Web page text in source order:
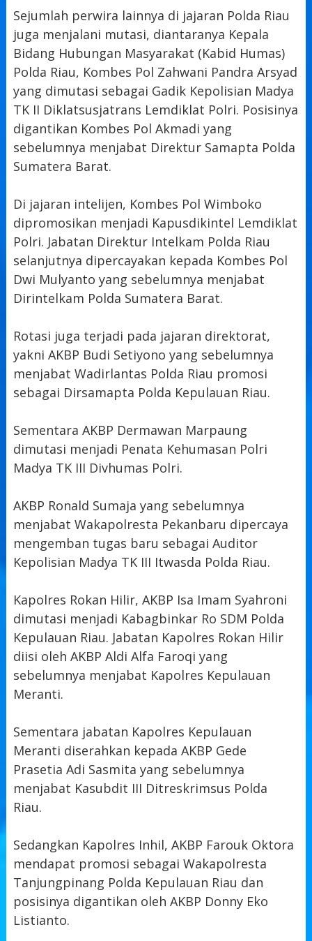
Sejumlah perwira lainnya di jajaran Polda Riau
juga menjalani mutasi, diantaranya Kepala
Bidang Hubungan Masyarakat (Kabid Humas)
Polda Riau, Kombes Pol Zahwani Pandra Arsyad
yang dimutasi sebagai Gadik Kepolisian Madya
TK II Diklatsusjatrans Lemdiklat Polri. Posisinya
digantikan Kombes Pol Akmadi yang
sebelumnya menjabat Direktur Samapta Polda
Sumatera Barat.
Di jajaran intelijen, Kombes Pol Wimboko
dipromosikan menjadi Kapusdikintel Lemdiklat
Polri. Jabatan Direktur Intelkam Polda Riau
selanjutnya dipercayakan kepada Kombes Pol
Dwi Mulyanto yang sebelumnya menjabat
Dirintelkam Polda Sumatera Barat.
Rotasi juga terjadi pada jajaran direktorat,
yakni AKBP Budi Setiyono yang sebelumnya
menjabat Wadirlantas Polda Riau promosi
sebagai Dirsamapta Polda Kepulauan Riau.
Sementara AKBP Dermawan Marpaung
dimutasi menjadi Penata Kehumasan Polri
Madya TK III Divhumas Polri.
AKBP Ronald Sumaja yang sebelumnya
menjabat Wakapolresta Pekanbaru dipercaya
mengemban tugas baru sebagai Auditor
Kepolisian Madya TK III Itwasda Polda Riau.
Kapolres Rokan Hilir, AKBP Isa Imam Syahroni
dimutasi menjadi Kabagbinkar Ro SDM Polda
Kepulauan Riau. Jabatan Kapolres Rokan Hilir
diisi oleh AKBP Aldi Alfa Faroqi yang
sebelumnya menjabat Kapolres Kepulauan
Meranti.
Sementara jabatan Kapolres Kepulauan
Meranti diserahkan kepada AKBP Gede
Prasetia Adi Sasmita yang sebelumnya
menjabat Kasubdit III Ditreskrimsus Polda
Riau.
Sedangkan Kapolres Inhil, AKBP Farouk Oktora
mendapat promosi sebagai Wakapolresta
Tanjungpinang Polda Kepulauan Riau dan
posisinya digantikan oleh AKBP Donny Eko
Listianto.